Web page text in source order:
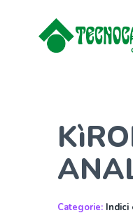
Categorie: Indici